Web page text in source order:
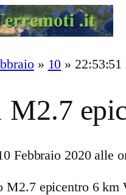
» 10 »
M2.7
Febbraio 2020 alle
M2.7 epicentro 6 km